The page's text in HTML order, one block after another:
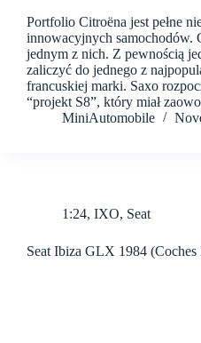
Portfolio Citroëna jest pełne
innowacyjnych samochodów.
jednym z nich. Z pewnością
zaliczyć do jednego z
francuskiej marki. Saxo
“projekt S8”, który miał
MiniAutomobile
1:24, IXO, Seat
Seat Ibiza GLX 1984